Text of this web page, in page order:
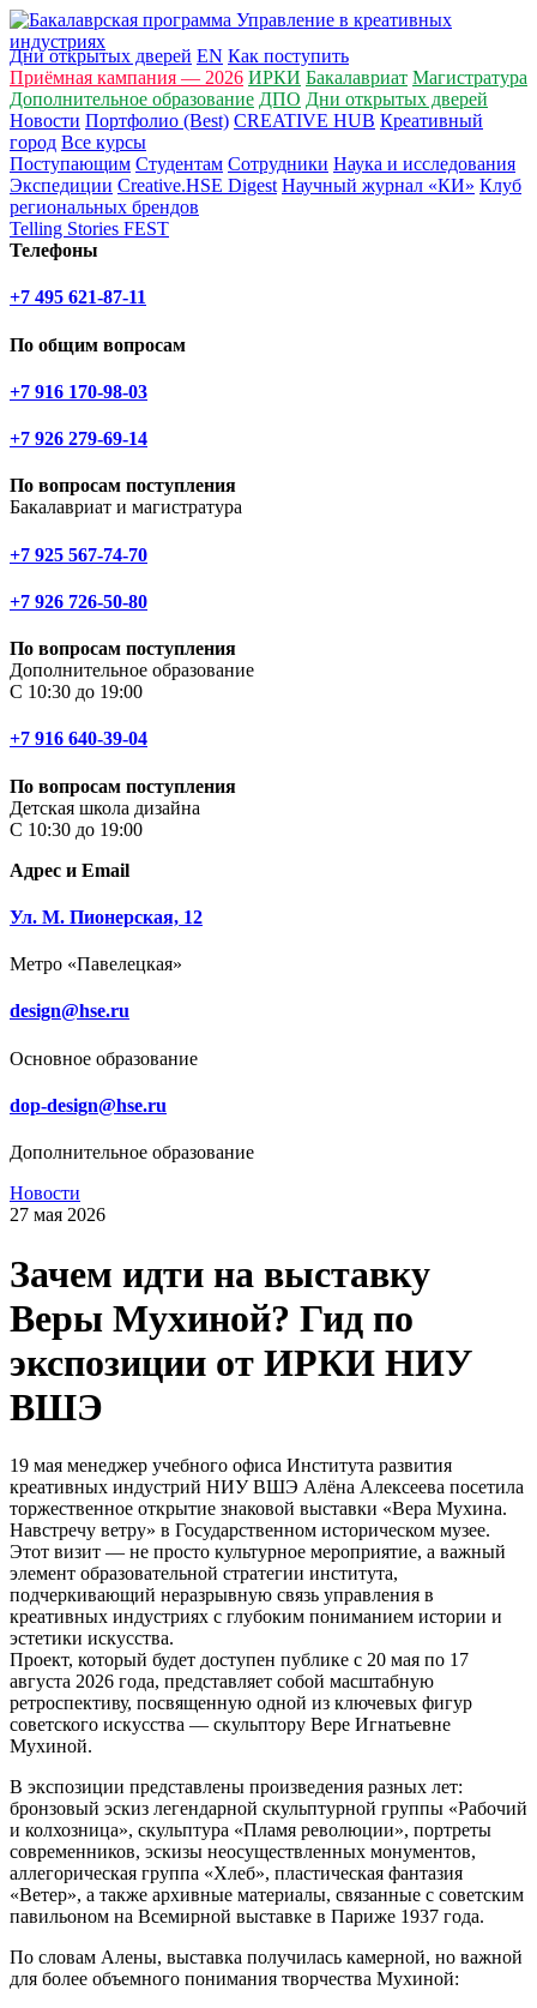
Дни открытых дверей EN Как поступить
Приёмная кампания — 2026 ИРКИ Бакалавриат Магистратура
Дополнительное образование ДПО Дни открытых дверей
Новости Портфолио (Best) CREATIVE HUB Креативный
город Все курсы
Поступающим Студентам Сотрудники Наука и исследования
Экспедиции Creative.HSE Digest Научный журнал «КИ» Клуб
региональных брендов
Telling Stories FEST
Телефоны
+7 495 621-87-11
По общим вопросам
+7 916 170-98-03
+7 926 279-69-14
По вопросам поступления
Бакалавриат и магистратура
+7 925 567-74-70
+7 926 726-50-80
По вопросам поступления
Дополнительное образование
С 10:30 до 19:00
+7 916 640-39-04
По вопросам поступления
Детская школа дизайна
С 10:30 до 19:00
Адрес и Email
Ул. М. Пионерская, 12
Метро «Павелецкая»
design@hse.ru
Основное образование
dop-design@hse.ru
Дополнительное образование
Новости
27 мая 2026
Зачем идти на выставку
Веры Мухиной? Гид по
экспозиции от ИРКИ НИУ
ВШЭ
19 мая менеджер учебного офиса Института развития
креативных индустрий НИУ ВШЭ Алёна Алексеева посетила
торжественное открытие знаковой выставки «Вера Мухина.
Навстречу ветру» в Государственном историческом музее.
Этот визит — не просто культурное мероприятие, а важный
элемент образовательной стратегии института,
подчеркивающий неразрывную связь управления в
креативных индустриях с глубоким пониманием истории и
эстетики искусства.
Проект, который будет доступен публике с 20 мая по 17
августа 2026 года, представляет собой масштабную
ретроспективу, посвященную одной из ключевых фигур
советского искусства — скульптору Вере Игнатьевне
Мухиной.
В экспозиции представлены произведения разных лет:
бронзовый эскиз легендарной скульптурной группы «Рабочий
и колхозница», скульптура «Пламя революции», портреты
современников, эскизы неосуществленных монументов,
аллегорическая группа «Хлеб», пластическая фантазия
«Ветер», а также архивные материалы, связанные с советским
павильоном на Всемирной выставке в Париже 1937 года.
По словам Алены, выставка получилась камерной, но важной
для более объемного понимания творчества Мухиной: